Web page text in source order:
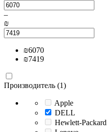
–
₪
₪6070
₪7419
Производитель (1)
Apple
DELL
Hewlett-Packard